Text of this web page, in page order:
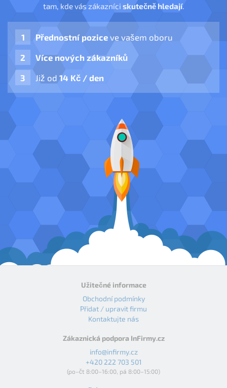
tam, kde vás zákazníci skutečně hledají.
Přednostní pozice ve vašem oboru
Více nových zákazníků
Již od 14 Kč / den
Užitečné informace
Obchodní podmínky
Přidat / upravit firmu
Kontaktujte nás
Zákaznická podpora InFirmy.cz
info@infirmy.cz
+420 222 703 501
(po–čt 8:00–16:00, pá 8:00–15:00)